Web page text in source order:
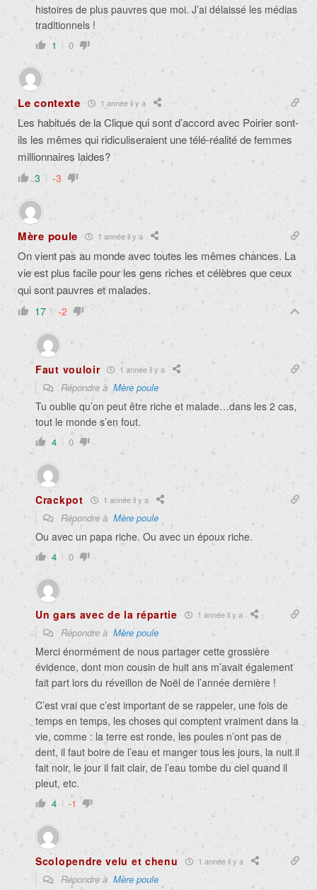
histoires de plus pauvres que moi. J’ai délaissé les médias
traditionnels !
1 0
Le contexte 1 année il y a
Les habitués de la Clique qui sont d’accord avec Poirier sont-
ils les mêmes qui ridiculiseraient une télé-réalité de femmes
millionnaires laides?
3 -3
Mère poule 1 année il y a
On vient pas au monde avec toutes les mêmes chances. La
vie est plus facile pour les gens riches et célèbres que ceux
qui sont pauvres et malades.
17 -2
Faut vouloir 1 année il y a
Répondre à Mère poule
Tu oublie qu’on peut être riche et malade…dans les 2 cas,
tout le monde s’en fout.
4 0
Crackpot 1 année il y a
Répondre à Mère poule
Ou avec un papa riche. Ou avec un époux riche.
4 0
Un gars avec de la répartie 1 année il y a
Répondre à Mère poule
Merci énormément de nous partager cette grossière
évidence, dont mon cousin de huit ans m’avait également
fait part lors du réveillon de Noël de l’année dernière !
C’est vrai que c’est important de se rappeler, une fois de
temps en temps, les choses qui comptent vraiment dans la
vie, comme : la terre est ronde, les poules n’ont pas de
dent, il faut boire de l’eau et manger tous les jours, la nuit il
fait noir, le jour il fait clair, de l’eau tombe du ciel quand il
pleut, etc.
4 -1
Scolopendre velu et chenu 1 année il y a
Répondre à Mère poule